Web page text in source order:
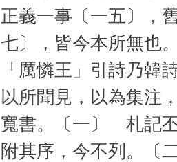
正義一事〔一五〕，
七〕，皆今本所無也
「厲憐王」引詩乃韓
以所聞見，以為集注
寬書。〔一〕 札記
附其序，今不列。〔